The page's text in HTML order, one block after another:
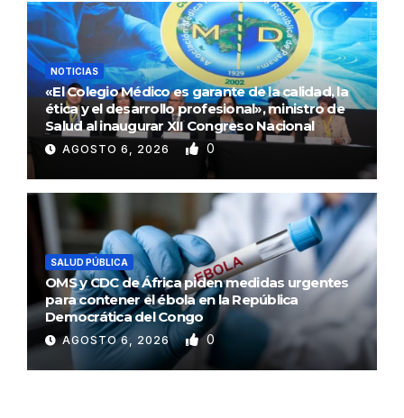
NOTICIAS
«El Colegio Médico es garante de la calidad, la
ética y el desarrollo profesional», ministro de
Salud al inaugurar XII Congreso Nacional
AGOSTO 6, 2026 0
SALUD PÚBLICA
OMS y CDC de África piden medidas urgentes
para contener el ébola en la República
Democrática del Congo
AGOSTO 6, 2026 0